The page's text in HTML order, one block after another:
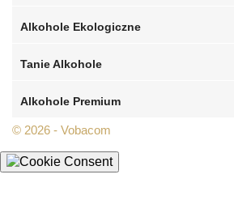
Alkohole Ekologiczne
Tanie Alkohole
Alkohole Premium
© 2026 - Vobacom